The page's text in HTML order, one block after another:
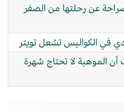
عن رحلتها من الصفر
في الكواليس تشعل تويتر
الموهبة لا تحتاج شهرة